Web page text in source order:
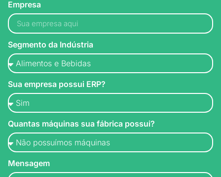
Empresa
Segmento da Indústria
Sua empresa possui ERP?
Quantas máquinas sua fábrica possui?
Mensagem